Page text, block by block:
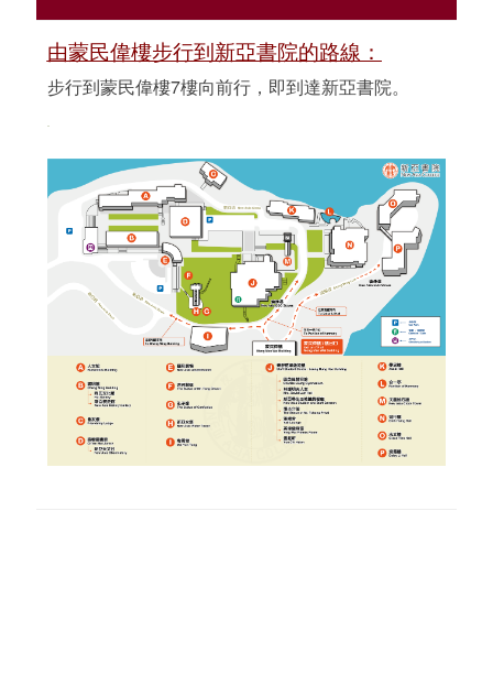
由蒙民偉樓步行到新亞書院的路線：
步行到蒙民偉樓7樓向前行，即到達新亞書院。